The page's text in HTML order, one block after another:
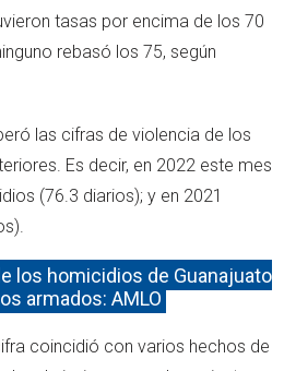
tasas por encima de los 70
rebasó los 75, según
las cifras de violencia de los
Es decir, en 2022 este mes
(76.3 diarios); y en 2021
los homicidios de Guanajuato
armados: AMLO
coincidió con varios hechos de